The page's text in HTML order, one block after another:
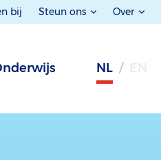
bij Steun ons Over
NL